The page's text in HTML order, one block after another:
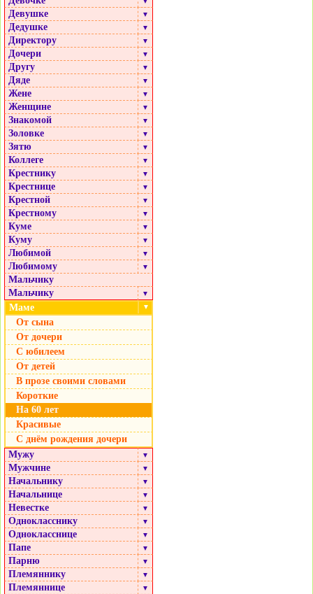
Девушке ▼
Дедушке ▼
Директору ▼
Дочери ▼
Другу ▼
Дяде ▼
Жене ▼
Женщине ▼
Знакомой ▼
Золовке ▼
Зятю ▼
Коллеге ▼
Крестнику ▼
Крестнице ▼
Крестной ▼
Крестному ▼
Куме ▼
Куму ▼
Любимой ▼
Любимому ▼
Мальчику
Мальчику
▼
Маме ▼
От сына
От дочери
С юбилеем
От детей
В прозе своими словами
Короткие
На 60 лет
Красивые
С днём рождения дочери
Мужу
▼
Мужчине ▼
Начальнику ▼
Начальнице ▼
Невестке ▼
Однокласснику ▼
Однокласснице ▼
Папе ▼
Парню ▼
Племяннику ▼
Племяннице ▼